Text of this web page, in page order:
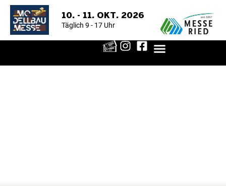
10. - 11. OKT. 2026
Täglich 9 - 17 Uhr